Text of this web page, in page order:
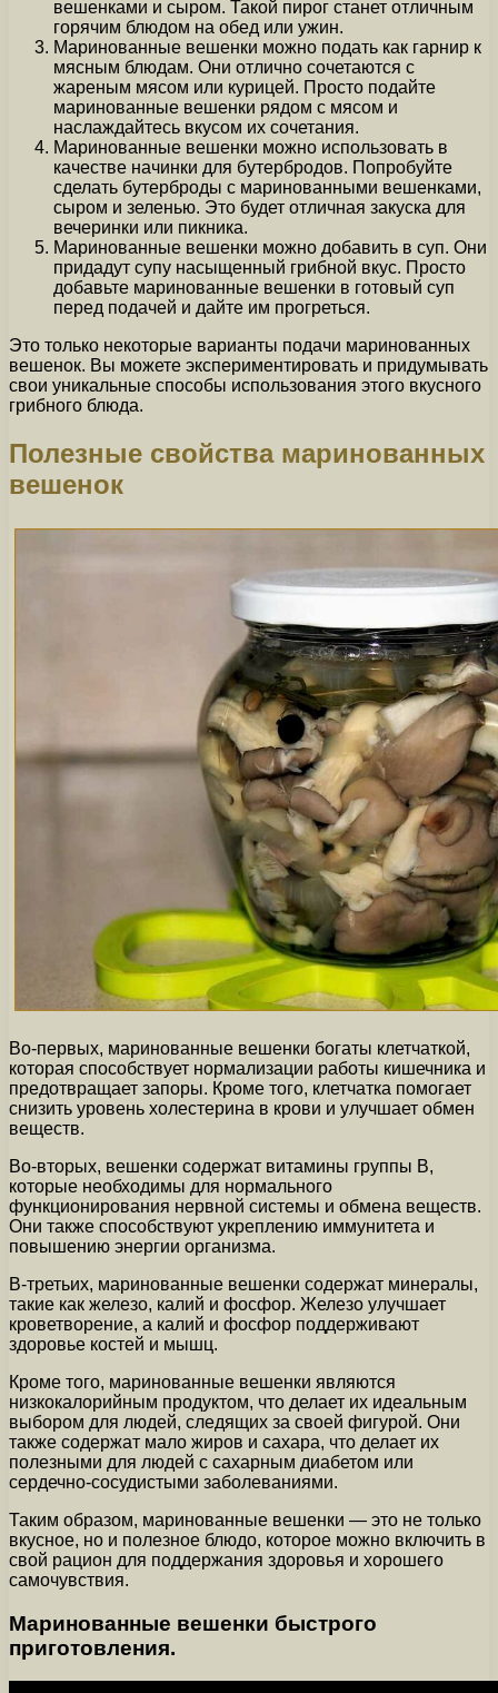
вешенками и сыром. Такой пирог станет отличным
горячим блюдом на обед или ужин.
Маринованные вешенки можно подать как гарнир к
мясным блюдам. Они отлично сочетаются с
жареным мясом или курицей. Просто подайте
маринованные вешенки рядом с мясом и
наслаждайтесь вкусом их сочетания.
Маринованные вешенки можно использовать в
качестве начинки для бутербродов. Попробуйте
сделать бутерброды с маринованными вешенками,
сыром и зеленью. Это будет отличная закуска для
вечеринки или пикника.
Маринованные вешенки можно добавить в суп. Они
придадут супу насыщенный грибной вкус. Просто
добавьте маринованные вешенки в готовый суп
перед подачей и дайте им прогреться.
Это только некоторые варианты подачи маринованных
вешенок. Вы можете экспериментировать и придумывать
свои уникальные способы использования этого вкусного
грибного блюда.
Полезные свойства маринованных
вешенок
Во-первых, маринованные вешенки богаты клетчаткой,
которая способствует нормализации работы кишечника и
предотвращает запоры. Кроме того, клетчатка помогает
снизить уровень холестерина в крови и улучшает обмен
веществ.
Во-вторых, вешенки содержат витамины группы В,
которые необходимы для нормального
функционирования нервной системы и обмена веществ.
Они также способствуют укреплению иммунитета и
повышению энергии организма.
В-третьих, маринованные вешенки содержат минералы,
такие как железо, калий и фосфор. Железо улучшает
кроветворение, а калий и фосфор поддерживают
здоровье костей и мышц.
Кроме того, маринованные вешенки являются
низкокалорийным продуктом, что делает их идеальным
выбором для людей, следящих за своей фигурой. Они
также содержат мало жиров и сахара, что делает их
полезными для людей с сахарным диабетом или
сердечно-сосудистыми заболеваниями.
Таким образом, маринованные вешенки — это не только
вкусное, но и полезное блюдо, которое можно включить в
свой рацион для поддержания здоровья и хорошего
самочувствия.
Маринованные вешенки быстрого
приготовления.